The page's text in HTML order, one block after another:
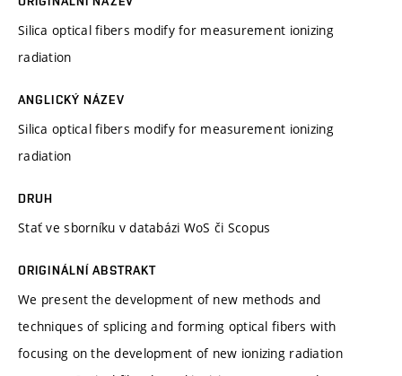
Silica optical fibers modify for measurement ionizing
radiation
ANGLICKÝ NÁZEV
Silica optical fibers modify for measurement ionizing
radiation
DRUH
Stať ve sborníku v databázi WoS či Scopus
ORIGINÁLNÍ ABSTRAKT
We present the development of new methods and
techniques of splicing and forming optical fibers with
focusing on the development of new ionizing radiation